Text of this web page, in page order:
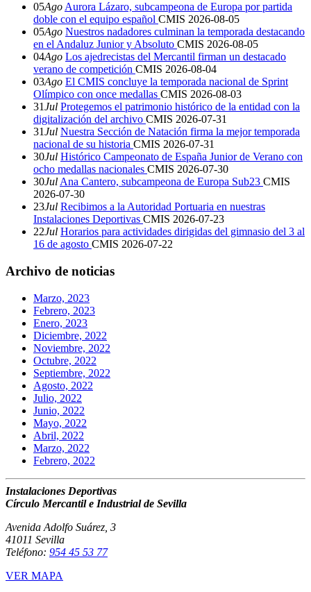
05Ago Aurora Lázaro, subcampeona de Europa por partida
doble con el equipo español CMIS 2026-08-05
05Ago Nuestros nadadores culminan la temporada destacando
en el Andaluz Junior y Absoluto CMIS 2026-08-05
04Ago Los ajedrecistas del Mercantil firman un destacado
verano de competición CMIS 2026-08-04
03Ago El CMIS concluye la temporada nacional de Sprint
Olímpico con once medallas CMIS 2026-08-03
31Jul Protegemos el patrimonio histórico de la entidad con la
digitalización del archivo CMIS 2026-07-31
31Jul Nuestra Sección de Natación firma la mejor temporada
nacional de su historia CMIS 2026-07-31
30Jul Histórico Campeonato de España Junior de Verano con
ocho medallas nacionales CMIS 2026-07-30
30Jul Ana Cantero, subcampeona de Europa Sub23 CMIS
2026-07-30
23Jul Recibimos a la Autoridad Portuaria en nuestras
Instalaciones Deportivas CMIS 2026-07-23
22Jul Horarios para actividades dirigidas del gimnasio del 3 al
16 de agosto CMIS 2026-07-22
Archivo de noticias
Marzo, 2023
Febrero, 2023
Enero, 2023
Diciembre, 2022
Noviembre, 2022
Octubre, 2022
Septiembre, 2022
Agosto, 2022
Julio, 2022
Junio, 2022
Mayo, 2022
Abril, 2022
Marzo, 2022
Febrero, 2022
Instalaciones Deportivas
Círculo Mercantil e Industrial de Sevilla
Avenida Adolfo Suárez, 3
41011 Sevilla
Teléfono: 954 45 53 77
VER MAPA